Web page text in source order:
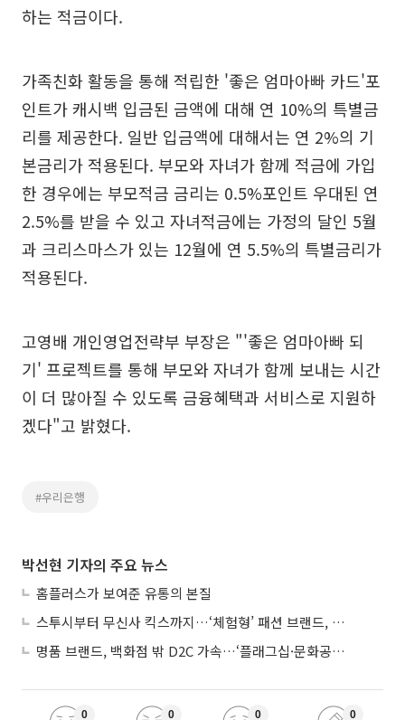
하는 적금이다.
가족친화 활동을 통해 적립한 '좋은 엄마아빠 카드'포
인트가 캐시백 입금된 금액에 대해 연 10%의 특별금
리를 제공한다. 일반 입금액에 대해서는 연 2%의 기
본금리가 적용된다. 부모와 자녀가 함께 적금에 가입
한 경우에는 부모적금 금리는 0.5%포인트 우대된 연
2.5%를 받을 수 있고 자녀적금에는 가정의 달인 5월
과 크리스마스가 있는 12월에 연 5.5%의 특별금리가
적용된다.
고영배 개인영업전략부 부장은 "'좋은 엄마아빠 되
기' 프로젝트를 통해 부모와 자녀가 함께 보내는 시간
이 더 많아질 수 있도록 금융혜택과 서비스로 지원하
겠다"고 밝혔다.
#우리은행
박선현 기자의 주요 뉴스
홈플러스가 보여준 유통의 본질
스투시부터 무신사 킥스까지…‘체험형’ 패션 브랜드, 잇단 제주행
명품 브랜드, 백화점 밖 D2C 가속…‘플래그십·문화공간’ 전략 눈길
0 0 0 0